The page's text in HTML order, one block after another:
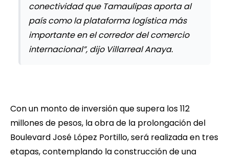
conectividad que Tamaulipas aporta al
país como la plataforma logística más
importante en el corredor del comercio
internacional”, dijo Villarreal Anaya.
Con un monto de inversión que supera los 112
millones de pesos, la obra de la prolongación del
Boulevard José López Portillo, será realizada en tres
etapas, contemplando la construcción de una